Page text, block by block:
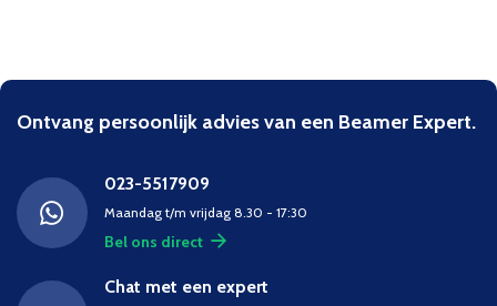
Ontvang persoonlijk advies van een Beamer Expert.
023-5517909
Maandag t/m vrijdag 8.30 - 17:30
Bel ons direct
Chat met een expert